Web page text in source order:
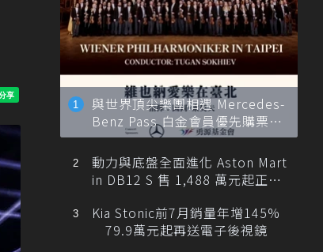
與世界頂尖樂團相遇 Mercedes-
Benz Pass 白金會員優先購票維
也納愛樂
動力與底盤全面進化 Aston Mart
in DB12 S 售 1,488 萬元起正式
Kia Stonic前7月銷量年增145%
79.9萬元起再送電子後視鏡